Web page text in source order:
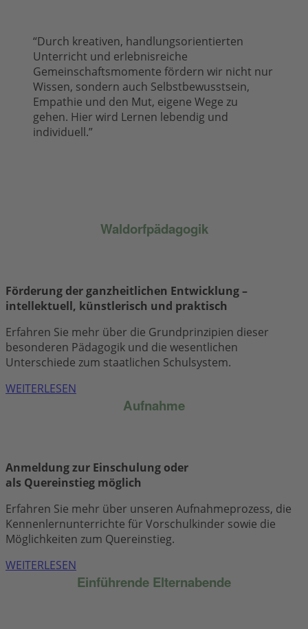
“Durch kreativen, handlungsorientierten
Unterricht und erlebnisreiche
Gemeinschaftsmomente fördern wir nicht nur
Wissen, sondern auch Selbstbewusstsein,
Empathie und den Mut, eigene Wege zu
gehen. Hier wird Lernen lebendig und
individuell.”
Waldorfpädagogik
Förderung der ganzheitlichen Entwicklung –
intellektuell, künstlerisch und praktisch
Erfahren Sie mehr über die Grundprinzipien dieser
besonderen Pädagogik und die wesentlichen
Unterschiede zum staatlichen Schulsystem.
WEITERLESEN
Aufnahme
Anmeldung zur Einschulung oder
als Quereinstieg möglich
Erfahren Sie mehr über unseren Aufnahmeprozess, die
Kennenlernunterrichte für Vorschulkinder sowie die
Möglichkeiten zum Quereinstieg.
WEITERLESEN
Einführende Elternabende